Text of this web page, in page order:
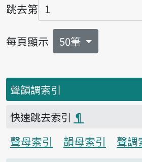
跳去第
頁碼
每頁顯示 50筆
聲韻調索引
快速跳去索引 ¶
聲母索引
韻母索引
聲調